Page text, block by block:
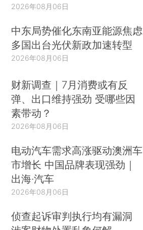
2026年08月06日
中东局势催化东南亚能源焦虑
多国出台光伏新政加速转型
2026年08月06日
财新调查｜7月消费或有反
弹、出口维持强劲 受哪些因
素带动？
2026年08月06日
电动汽车需求高涨驱动澳洲车
市增长 中国品牌表现强劲｜
出海·汽车
2026年08月06日
侦查起诉审判执行均有漏洞